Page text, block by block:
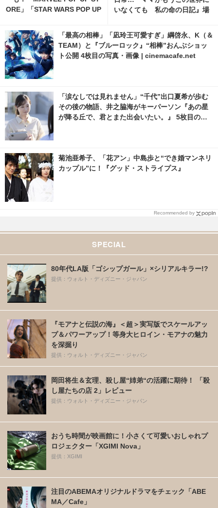
ORE」「STAR WARS POP UP
伊勢丹で開催 2枚目の写真・画
像 | cinemacafe.net
いなくても 私の命の日記』場
nemacafe.net
「最高の相棒」「凪玲王可愛すぎ」綱啓永、K（＆
TEAM）と『ブルーロック』“相棒”おんぶショッ
ト公開 4枚目の写真・画像 | cinemacafe.net
「涙なしでは見れません」“千代”出口夏希が歩む
その後の物語、井之脇海がキーパーソン『あの星
が降る丘で、君とまた出会いたい。』 5枚目の写
菊池亜希子、「花アン」中島歩と“でき婚マンネリ
カップル”に！『グッド・ストライプス』
Recommended by
SPECIAL
80年代LA版「ゴシップガール」×シリアルキラー!?
提供：ウォルト・ディズニー・ジャパン
『モアナと伝説の海』＜超＞実写版でスケールアッ
プ＆パワーアップ！等身大ヒロイン・モアナの魅力
を深掘り
提供：ウォルト・ディズニー・ジャパン
岡田将生＆玄理、殺し屋“姉弟“の活躍に期待！ 「殺
し屋たちの店 2」レビュー
提供：ウォルト・ディズニー・ジャパン
おうち時間が映画館に！小さくて可愛いおしゃれプ
ロジェクター「XGIMI Nova」
提供：XGIMI
注目のABEMAオリジナルドラマをチェック「ABE
MA／Cafe」